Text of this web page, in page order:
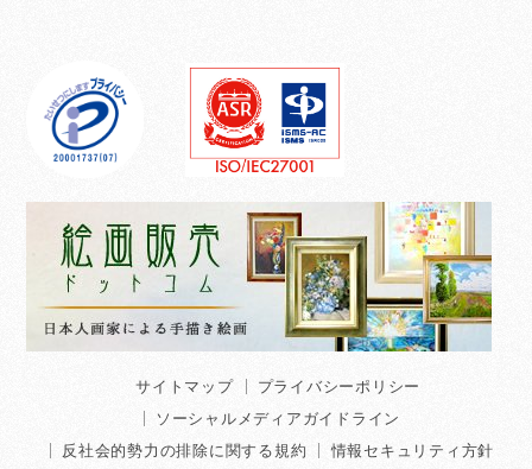
サイトマップ
プライバシーポリシー
ソーシャルメディアガイドライン
反社会的勢力の排除に関する規約
情報セキュリティ方針